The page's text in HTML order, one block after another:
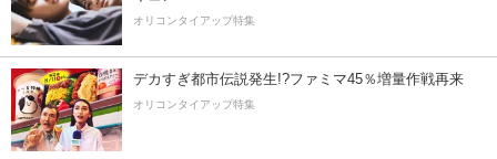
オリコンタイアップ特集
デカすぎ都市伝説発生!?ファミマ45％増量作戦再来
オリコンタイアップ特集